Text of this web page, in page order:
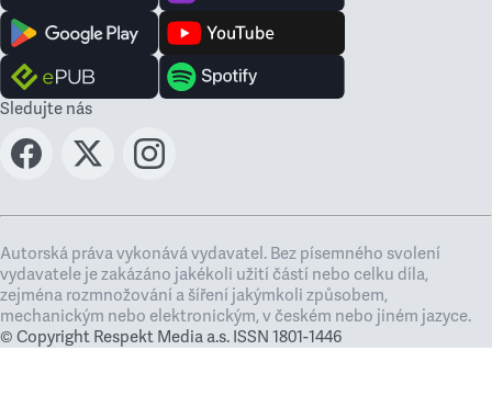
Sledujte nás
Autorská práva vykonává vydavatel. Bez písemného svolení
vydavatele je zakázáno jakékoli užití částí nebo celku díla,
zejména rozmnožování a šíření jakýmkoli způsobem,
mechanickým nebo elektronickým, v českém nebo jiném jazyce.
© Copyright Respekt Media a.s. ISSN 1801-1446